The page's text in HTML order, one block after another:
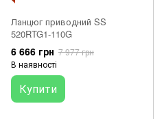
Ланцюг приводний SS
520RTG1-110G
6 666 грн 7 977 грн
В наявності
Купити